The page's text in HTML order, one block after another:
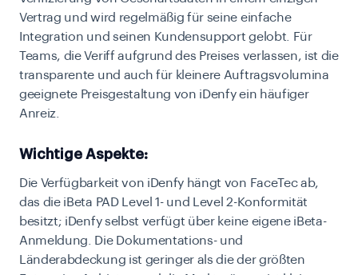
Vertrag und wird regelmäßig für seine einfache
Integration und seinen Kundensupport gelobt. Für
Teams, die Veriff aufgrund des Preises verlassen, ist die
transparente und auch für kleinere Auftragsvolumina
geeignete Preisgestaltung von iDenfy ein häufiger
Anreiz.
Wichtige Aspekte:
Die Verfügbarkeit von iDenfy hängt von FaceTec ab,
das die iBeta PAD Level 1- und Level 2-Konformität
besitzt; iDenfy selbst verfügt über keine eigene iBeta-
Anmeldung. Die Dokumentations- und
Länderabdeckung ist geringer als die der größten